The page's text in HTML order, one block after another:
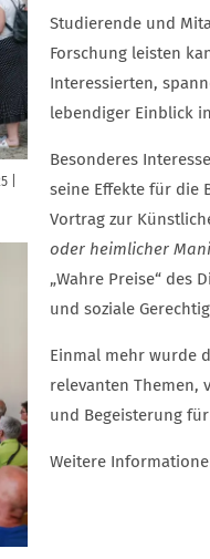
|
Studierende und
Forschung leisten
Interessierten,
lebendiger Einblick
Besonderes
seine Effekte für die
Vortrag zur
oder heimlicher
„Wahre Preise“ des
und soziale
Einmal mehr wurde
relevanten Themen,
und Begeisterung
Weitere